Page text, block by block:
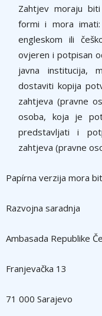
Zahtjev moraju
formi i mora imati:
engleskom ili
ovjeren i potpisan
javna institucija,
dostaviti kopija
zahtjeva (pravne
osoba, koja je
predstavljati i
zahtjeva (pravne
Papírna verzija mora
Razvojna saradnja
Ambasada Republike
Franjevačka 13
71 000 Sarajevo